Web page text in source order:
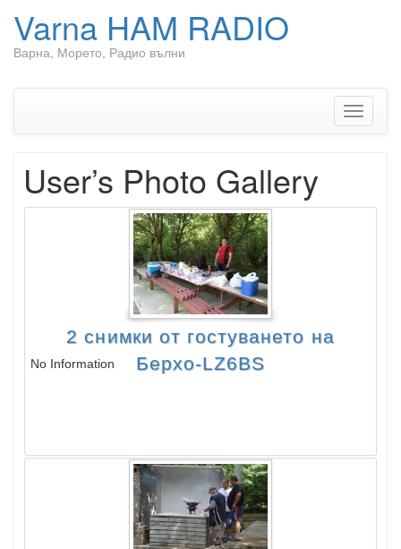
Varna HAM RADIO
Варна, Морето, Радио вълни
Toggle
User’s Photo Gallery
2 снимки от гостуването на
Берхо-LZ6BS
No Information